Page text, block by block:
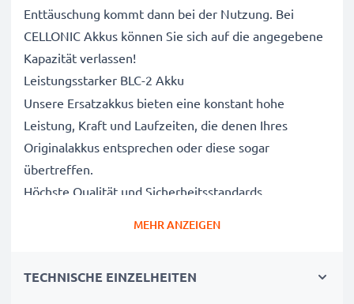
Enttäuschung kommt dann bei der Nutzung. Bei
CELLONIC Akkus können Sie sich auf die angegebene
Kapazität verlassen!
Leistungsstarker BLC-2 Akku
Unsere Ersatzakkus bieten eine konstant hohe
Leistung, Kraft und Laufzeiten, die denen Ihres
Originalakkus entsprechen oder diese sogar
übertreffen.
Höchste Qualität und Sicherheitsstandards
unterzogen und entsprechen den höchsten EU-
MEHR ANZEIGEN
TECHNISCHE EINZELHEITEN